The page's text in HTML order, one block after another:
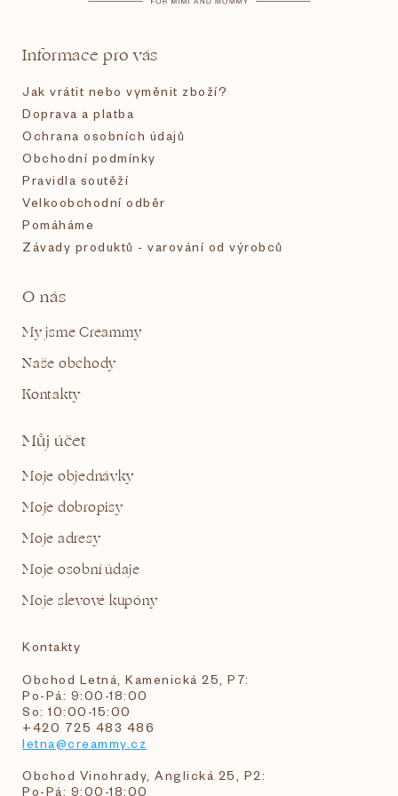
Informace pro vás
Jak vrátit nebo vyměnit zboží?
Doprava a platba
Ochrana osobních údajů
Obchodní podmínky
Pravidla soutěží
Velkoobchodní odběr
Pomáháme
Závady produktů - varování od výrobců
O nás
My jsme Creammy
Naše obchody
Kontakty
Můj účet
Moje objednávky
Moje dobropisy
Moje adresy
Moje osobní údaje
Moje slevové kupóny
Kontakty
Obchod Letná, Kamenická 25, P7:
Po-Pá: 9:00-18:00
So: 10:00-15:00
+420 725 483 486
letna@creammy.cz
Obchod Vinohrady, Anglická 25, P2:
Po-Pá: 9:00-18:00